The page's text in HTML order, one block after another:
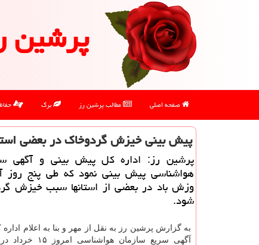
پرشین
صفحه اصلی مطالب پرشین رز برگ
پیش بینی خیزش گردوخاك در بعضی استانها طی
پرشین رز: اداره كل پیش بینی و آگهی
هواشناسی پیش بینی نمود كه طی پنج روز
وزش باد در بعضی از استانها سبب خیزش
شود.
به گزارش پرشین رز به نقل از مهر و بنا به اعلام
آگهی سریع سازمان